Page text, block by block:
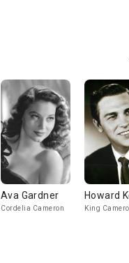
Ava Gardner
Cordelia Cameron
Howard
King